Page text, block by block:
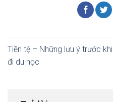
Tiền tệ – Những lưu ý trước khi
đi du học